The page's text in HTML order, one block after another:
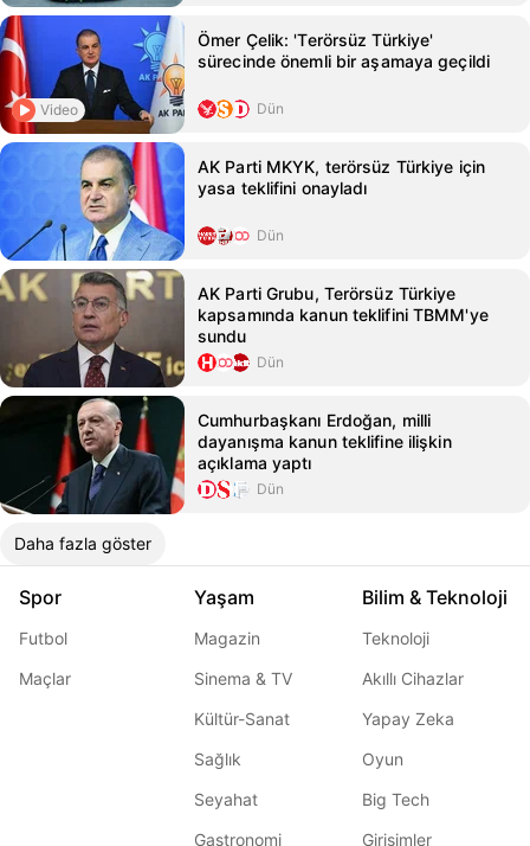
Video
Ömer Çelik: 'Terörsüz Türkiye'
sürecinde önemli bir aşamaya geçildi
Dün
AK Parti MKYK, terörsüz Türkiye için
yasa teklifini onayladı
Dün
AK Parti Grubu, Terörsüz Türkiye
kapsamında kanun teklifini TBMM'ye
sundu
Dün
Cumhurbaşkanı Erdoğan, milli
dayanışma kanun teklifine ilişkin
açıklama yaptı
Dün
Daha fazla göster
Spor
Futbol
Maçlar
Yaşam
Magazin
Sinema & TV
Kültür-Sanat
Sağlık
Seyahat
Gastronomi
Bilim & Teknoloji
Teknoloji
Akıllı Cihazlar
Yapay Zeka
Oyun
Big Tech
Girişimler